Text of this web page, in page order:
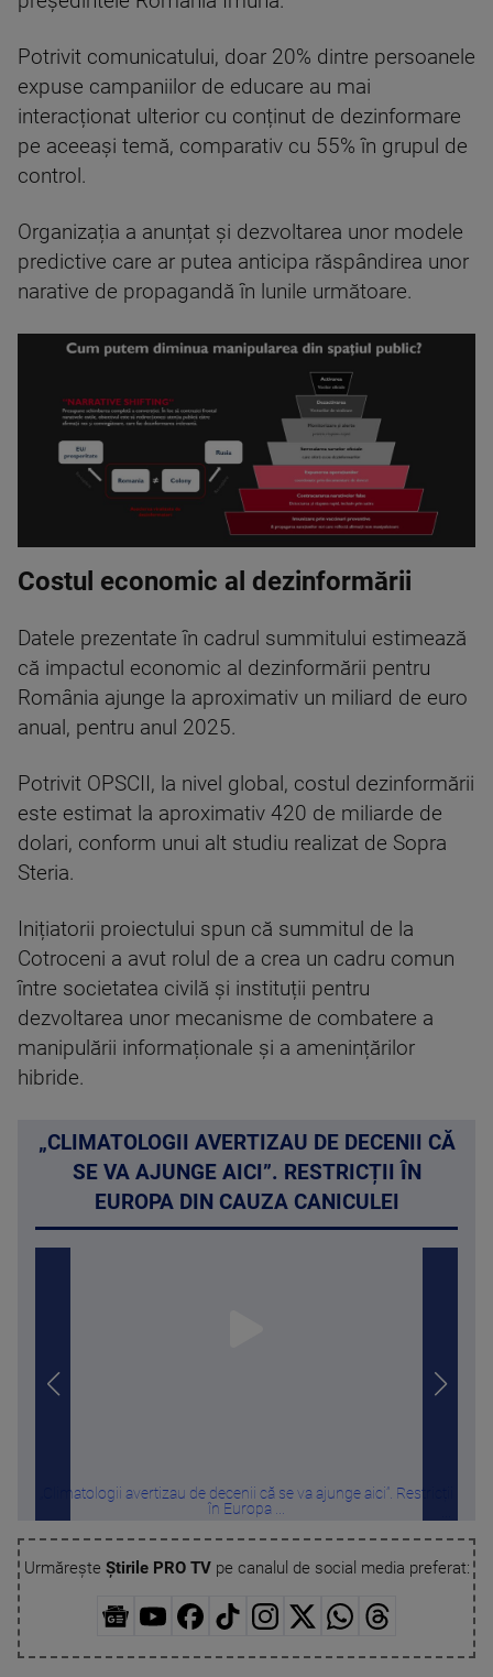
Potrivit comunicatului, doar 20% dintre persoanele
expuse campaniilor de educare au mai
interacționat ulterior cu conținut de dezinformare
pe aceeași temă, comparativ cu 55% în grupul de
control.
Organizația a anunțat și dezvoltarea unor modele
predictive care ar putea anticipa răspândirea unor
narative de propagandă în lunile următoare.
Costul economic al dezinformării
Datele prezentate în cadrul summitului estimează
că impactul economic al dezinformării pentru
România ajunge la aproximativ un miliard de euro
anual, pentru anul 2025.
Potrivit OPSCII, la nivel global, costul dezinformării
este estimat la aproximativ 420 de miliarde de
dolari, conform unui alt studiu realizat de Sopra
Steria.
Inițiatorii proiectului spun că summitul de la
Cotroceni a avut rolul de a crea un cadru comun
între societatea civilă și instituții pentru
dezvoltarea unor mecanisme de combatere a
manipulării informaționale și a amenințărilor
hibride.
„CLIMATOLOGII AVERTIZAU DE DECENII CĂ
SE VA AJUNGE AICI”. RESTRICȚII ÎN
EUROPA DIN CAUZA CANICULEI
„Climatologii avertizau de decenii că se va ajunge aici”. Restricții
în Europa ...
Urmărește Știrile PRO TVpe canalul de social media preferat: